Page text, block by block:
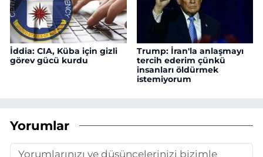
İddia: CIA, Küba için gizli
görev gücü kurdu
Trump: İran'la anlaşmayı
tercih ederim çünkü
insanları öldürmek
istemiyorum
Yorumlar